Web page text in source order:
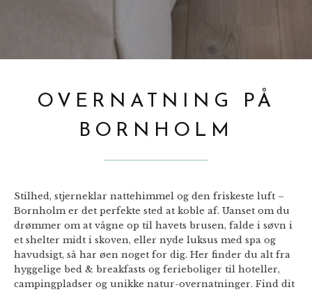
OVERNATNING PÅ
BORNHOLM
Stilhed, stjerneklar nattehimmel og den friskeste luft –
Bornholm er det perfekte sted at koble af. Uanset om du
drømmer om at vågne op til havets brusen, falde i søvn i
et shelter midt i skoven, eller nyde luksus med spa og
havudsigt, så har øen noget for dig. Her finder du alt fra
hyggelige bed & breakfasts og ferieboliger til hoteller,
campingpladser og unikke natur-overnatninger. Find dit